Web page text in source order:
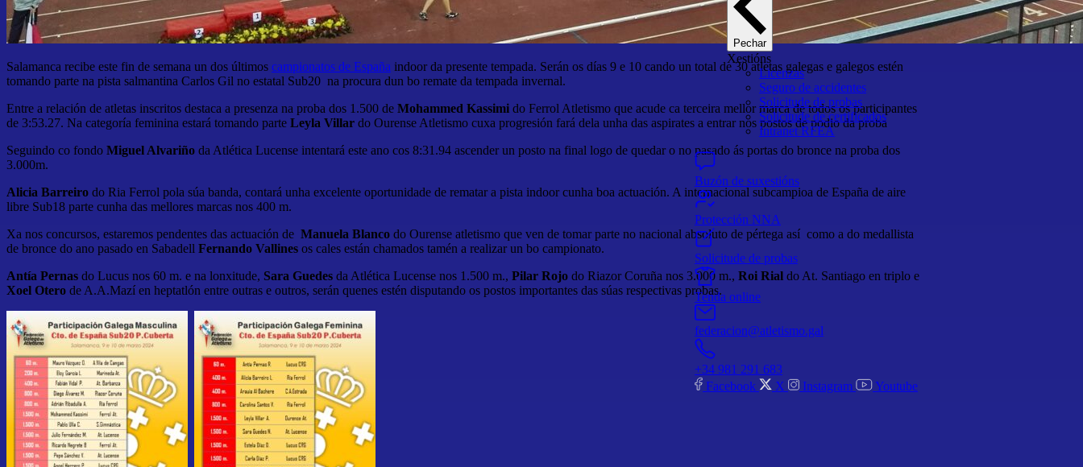
Pechar
Xestións
Licenzas
Seguro de accidentes
Solicitude de probas
Solicitude de certificados
Intranet RFEA
Buzón de suxestións
Protección NNA
Solicitude de probas
Tenda online
federacion@atletismo.gal
+34 981 291 683
Facebook
X Instagram Youtube
Salamanca recibe este fin de semana un dos últimos campionatos de España indoor da presente tempada. Serán os días 9 e 10 cando un total de 30 atletas galegas e galegos estén
tomando parte na pista salmantina Carlos Gil no estatal Sub20 na procura dun bo remate da tempada invernal.
Entre a relación de atletas inscritos destaca a presenza na proba dos 1.500 de Mohammed Kassimi do Ferrol Atletismo que acude ca terceira mellor marca de todos os participantes
de 3:53.27. Na categoría feminina estará tomando parte Leyla Villar do Ourense Atletismo cuxa progresión fará dela unha das aspirates a entrar nos postos de podio da proba
Seguindo co fondo Miguel Alvariño da Atlética Lucense intentará este ano cos 8:31.94 ascender un posto na final logo de quedar o no pasado ás portas do bronce na proba dos
3.000m.
Alicia Barreiro do Ria Ferrol pola súa banda, contará unha excelente oportunidade de rematar a pista indoor cunha boa actuación. A internacional subcampioa de España de aire
libre Sub18 parte cunha das mellores marcas nos 400 m.
Xa nos concursos, estaremos pendentes das actuación de Manuela Blanco do Ourense atletismo que ven de tomar parte no nacional absoluto de pértega así como a do medallista
de bronce do ano pasado en Sabadell Fernando Vallines os cales están chamados tamén a realizar un bo campionato.
Antía Pernas do Lucus nos 60 m. e na lonxitude, Sara Guedes da Atlética Lucense nos 1.500 m., Pilar Rojo do Riazor Coruña nos 3.000 m., Roi Rial do At. Santiago en triplo e
Xoel Otero de A.A.Mazí en heptatlón entre outras e outros, serán quenes estén disputando os postos importantes das súas respectivas probas.